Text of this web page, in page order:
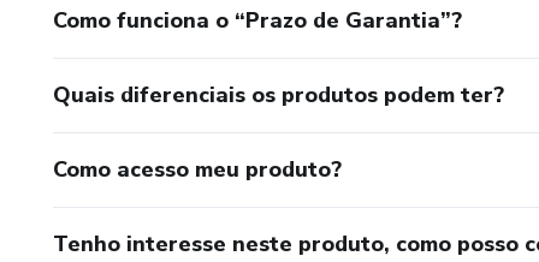
Como funciona o “Prazo de Garantia”?
Quais diferenciais os produtos podem ter?
Como acesso meu produto?
Tenho interesse neste produto, como posso